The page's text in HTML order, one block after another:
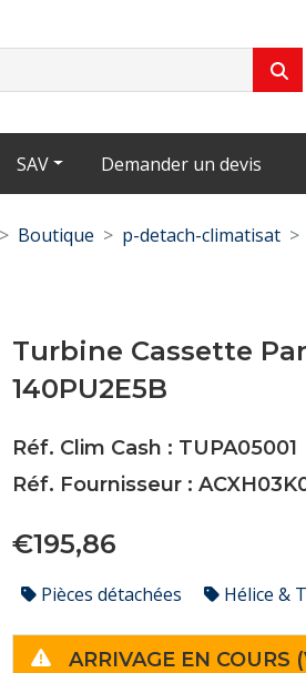
SAV Demander un devis
Boutique p-detach-climatisat
Turbine Cassette
140PU2E5B
Réf. Clim Cash : TUPA05001
Réf. Fournisseur :
€195,86
Pièces détachées Hélice &
ARRIVAGE EN